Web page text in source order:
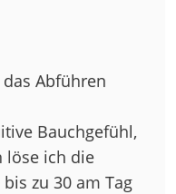
Abführen
Bauchgefühl,
löse ich die
zu 30 am Tag